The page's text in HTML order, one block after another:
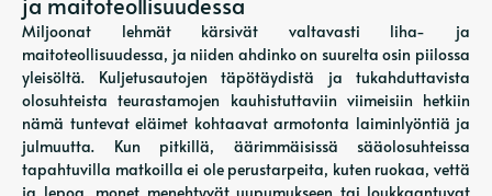
Miljoonat lehmät kärsivät valtavasti liha- ja
maitoteollisuudessa, ja niiden ahdinko on suurelta osin piilossa
yleisöltä. Kuljetusautojen täpötäydistä ja tukahduttavista
olosuhteista teurastamojen kauhistuttaviin viimeisiin hetkiin
nämä tuntevat eläimet kohtaavat armotonta laiminlyöntiä ja
julmuutta. Kun pitkillä, äärimmäisissä sääolosuhteissa
tapahtuvilla matkoilla ei ole perustarpeita, kuten ruokaa, vettä